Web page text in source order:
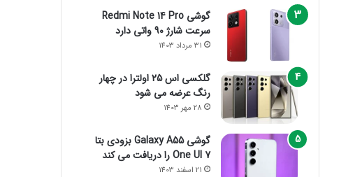
گوشی Redmi Note 14 Pro
سرعت شارژ 90 واتی دارد
31 مرداد 1403
گلکسی اس 25 اولترا در چهار
رنگ عرضه می شود
28 مهر 1403
گوشی Galaxy A55 بزودی بتا
One UI 7 را دریافت می کند
21 اسفند 1403